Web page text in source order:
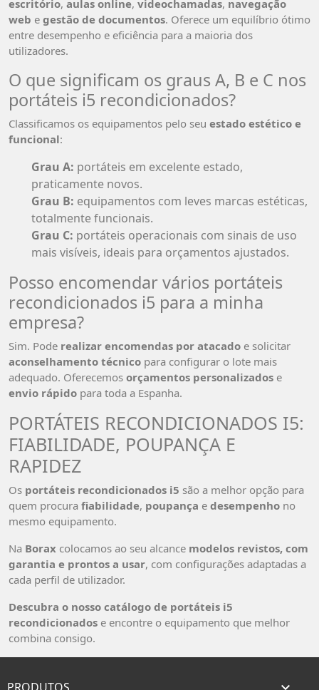
escritório, aulas online, videochamadas, navegação
web e gestão de documentos. Oferece um equilíbrio ótimo
entre desempenho e eficiência para a maioria dos
utilizadores.
O que significam os graus A, B e C nos
portáteis i5 recondicionados?
Classificamos os equipamentos pelo seu estado estético e
funcional:
Grau A: portáteis em excelente estado,
praticamente novos.
Grau B: equipamentos com leves marcas estéticas,
totalmente funcionais.
Grau C: portáteis operacionais com sinais de uso
mais visíveis, ideais para orçamentos ajustados.
Posso encomendar vários portáteis
recondicionados i5 para a minha
empresa?
Sim. Pode realizar encomendas por atacado e solicitar
aconselhamento técnico para configurar o lote mais
adequado. Oferecemos orçamentos personalizados e
envio rápido para toda a Espanha.
PORTÁTEIS RECONDICIONADOS I5:
FIABILIDADE, POUPANÇA E
RAPIDEZ
Os portáteis recondicionados i5 são a melhor opção para
quem procura fiabilidade, poupança e desempenho no
mesmo equipamento.
Na Borax colocamos ao seu alcance modelos revistos, com
garantia e prontos a usar, com configurações adaptadas a
cada perfil de utilizador.
Descubra o nosso catálogo de portáteis i5
recondicionados e encontre o equipamento que melhor
combina consigo.